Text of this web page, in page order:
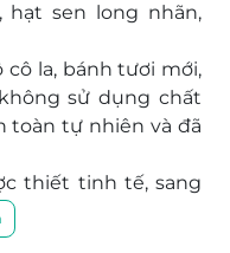
hạt sen long nhãn,
la, bánh tươi mới,
sử dụng chất
toàn tự nhiên và đã
thiết tinh tế, sang
biếu người thân